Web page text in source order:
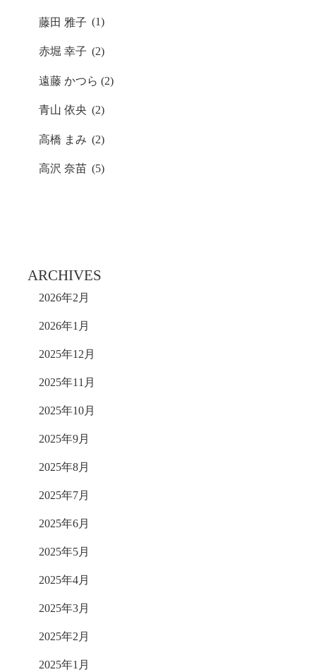
藤田 雅子 (1)
赤堀 幸子 (2)
遠藤 かつら (2)
青山 依央 (2)
高橋 まみ (2)
高沢 奈苗 (5)
ARCHIVES
2026年2月
2026年1月
2025年12月
2025年11月
2025年10月
2025年9月
2025年8月
2025年7月
2025年6月
2025年5月
2025年4月
2025年3月
2025年2月
2025年1月